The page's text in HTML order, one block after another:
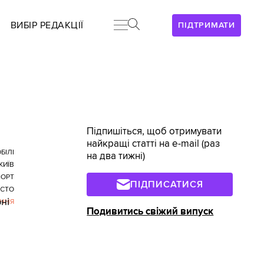
ПІДТРИМАТИ
ВИБІР РЕДАКЦІЇ
КИЇВ
Підпишіться, щоб отримувати
найкращі статті на e-mail (раз
на два тижні)
ПІДПИСАТИСЯ
Подивитись свіжий випуск